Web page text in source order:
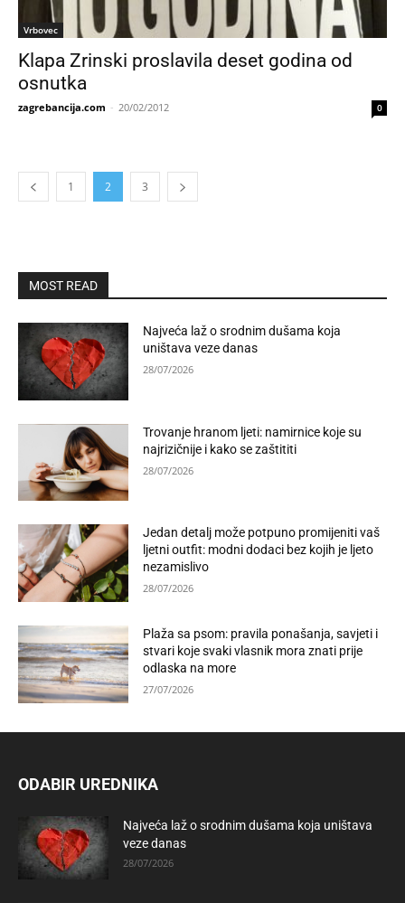
Vrbovec
Klapa Zrinski proslavila deset godina od
osnutka
zagrebancija.com - 20/02/2012 0
1 2 3
MOST READ
Najveća laž o srodnim dušama koja
uništava veze danas
28/07/2026
Trovanje hranom ljeti: namirnice koje su
najrizičnije i kako se zaštititi
28/07/2026
Jedan detalj može potpuno promijeniti vaš
ljetni outfit: modni dodaci bez kojih je ljeto
nezamislivo
28/07/2026
Plaža sa psom: pravila ponašanja, savjeti i
stvari koje svaki vlasnik mora znati prije
odlaska na more
27/07/2026
ODABIR UREDNIKA
Najveća laž o srodnim dušama koja uništava
veze danas
28/07/2026